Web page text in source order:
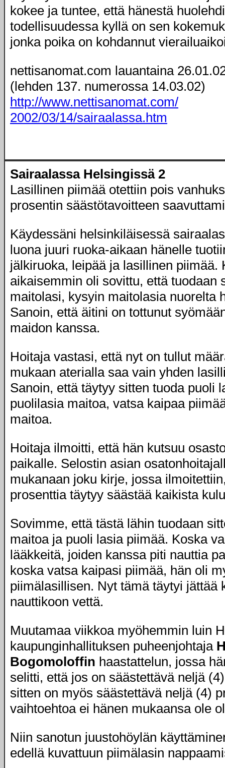
kokee ja tuntee, että hänestä
todellisuudessa kyllä on sen
jonka poika on kohdannut
nettisanomat.com lauantaina
(lehden 137. numerossa 14.03.02)
http://www.nettisanomat.com/
2002/03/14/sairaalassa.htm
Sairaalassa Helsingissä 2
Lasillinen piimää otettiin pois
prosentin säästötavoitteen
Käydessäni helsinkiläisessä
luona juuri ruoka-aikaan hänelle
jälkiruoka, leipää ja lasillinen piimää.
aikaisemmin oli sovittu, että tuodaan
maitolasi, kysyin maitolasia nuorelta
Sanoin, että äitini on tottunut
maidon kanssa.
Hoitaja vastasi, että nyt on tullut
mukaan aterialla saa vain yhden
Sanoin, että täytyy sitten tuoda puoli
puolilasia maitoa, vatsa kaipaa
maitoa.
Hoitaja ilmoitti, että hän kutsuu
paikalle. Selostin asian
mukanaan joku kirje, jossa
prosenttia täytyy säästää kaikista
Sovimme, että tästä lähin tuodaan
maitoa ja puoli lasia piimää. Koska
lääkkeitä, joiden kanssa piti nauttia
koska vatsa kaipasi piimää, hän oli
piimälasillisen. Nyt tämä täytyi jättää
nauttikoon vettä.
Muutamaa viikkoa myöhemmin luin
kaupunginhallituksen puheenjohtaja
Bogomoloffin haastattelun, jossa
selitti, että jos on säästettävä neljä
sitten on myös säästettävä neljä (4)
vaihtoehtoa ei hänen mukaansa ole
Niin sanotun juustohöylän
edellä kuvattuun piimälasin